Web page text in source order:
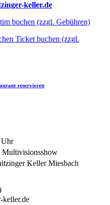
keller.de
buchen (zzgl. Gebühren)
Ticket buchen (zzgl.
reservieren
Uhr
Multivisionsshow
Keller Miesbach
keller.de